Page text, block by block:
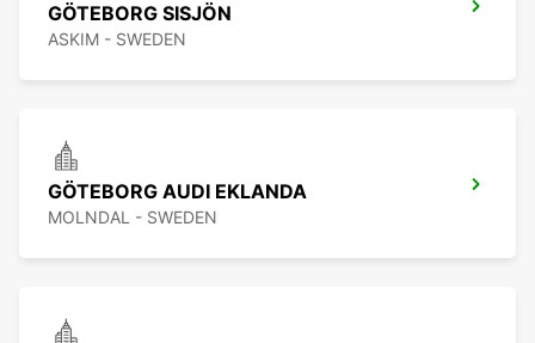
GÖTEBORG SISJÖN
ASKIM - SWEDEN
GÖTEBORG AUDI EKLANDA
MOLNDAL - SWEDEN